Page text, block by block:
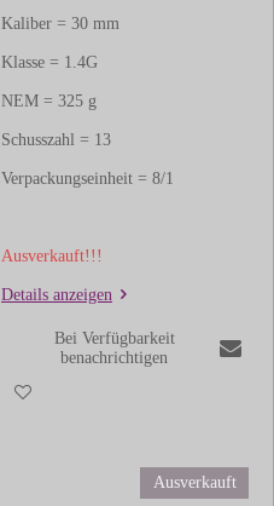
Kaliber = 30 mm
Klasse = 1.4G
NEM = 325 g
Schusszahl = 13
Verpackungseinheit = 8/1
Ausverkauft!!!
Details anzeigen
Bei Verfügbarkeit
benachrichtigen
Ausverkauft